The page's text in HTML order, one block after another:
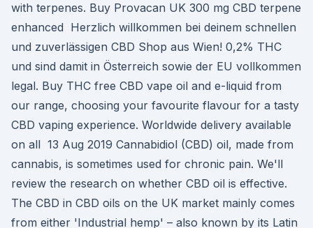
with terpenes. Buy Provacan UK 300 mg CBD terpene
enhanced Herzlich willkommen bei deinem schnellen
und zuverlässigen CBD Shop aus Wien! 0,2% THC
und sind damit in Österreich sowie der EU vollkommen
legal. Buy THC free CBD vape oil and e-liquid from
our range, choosing your favourite flavour for a tasty
CBD vaping experience. Worldwide delivery available
on all 13 Aug 2019 Cannabidiol (CBD) oil, made from
cannabis, is sometimes used for chronic pain. We'll
review the research on whether CBD oil is effective.
The CBD in CBD oils on the UK market mainly comes
from either 'Industrial hemp' – also known by its Latin